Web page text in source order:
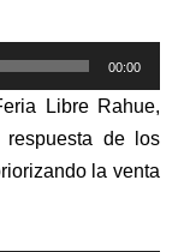
00:00
Libre Rahue,
de los
la venta